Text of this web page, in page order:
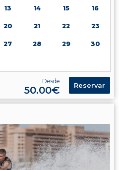
13 14 15 16
20 21 22 23
27 28 29 30
Desde
50.00€ Reservar